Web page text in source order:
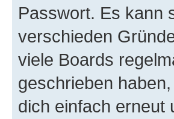
Passwort. Es kann
verschieden
viele Boards
geschrieben
dich einfach erneut